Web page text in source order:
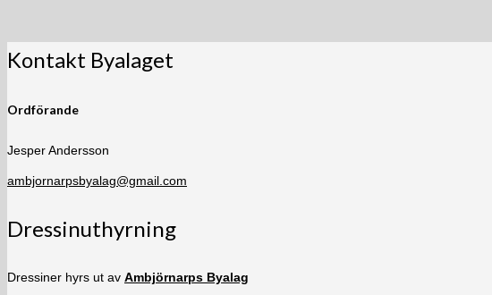
Kontakt Byalaget
Ordförande
Jesper Andersson
ambjornarpsbyalag@gmail.com
Dressinuthyrning
Dressiner hyrs ut av Ambjörnarps Byalag